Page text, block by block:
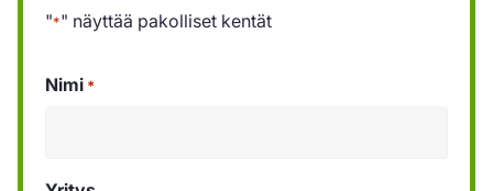
"*" näyttää pakolliset kentät
Nimi *